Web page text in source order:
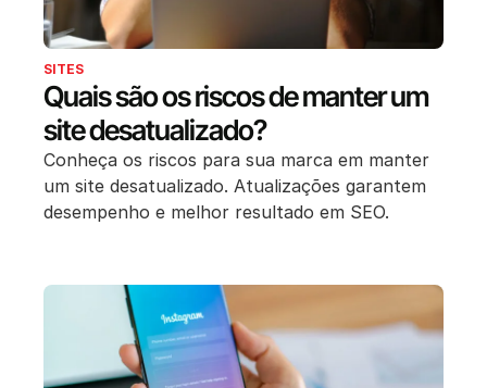
SITES
Quais são os riscos de manter um
site desatualizado?
Conheça os riscos para sua marca em manter
um site desatualizado. Atualizações garantem
desempenho e melhor resultado em SEO.